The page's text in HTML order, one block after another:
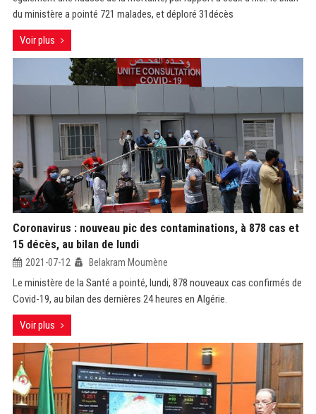
du ministère a pointé 721 malades, et déploré 31décès
Voir plus
Coronavirus : nouveau pic des contaminations, à 878 cas et
15 décès, au bilan de lundi
2021-07-12 Belakram Moumène
Le ministère de la Santé a pointé, lundi, 878 nouveaux cas confirmés de
Covid-19, au bilan des dernières 24 heures en Algérie.
Voir plus